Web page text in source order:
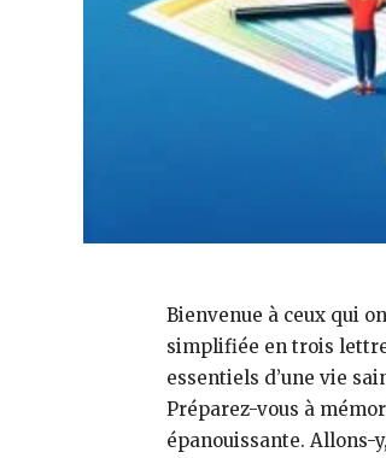
Bienvenue à ceux qui
simplifiée en trois
essentiels d’une vie
Préparez-vous à
épanouissante. Allons-